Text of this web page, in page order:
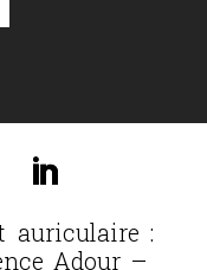
auriculaire :
Adour –